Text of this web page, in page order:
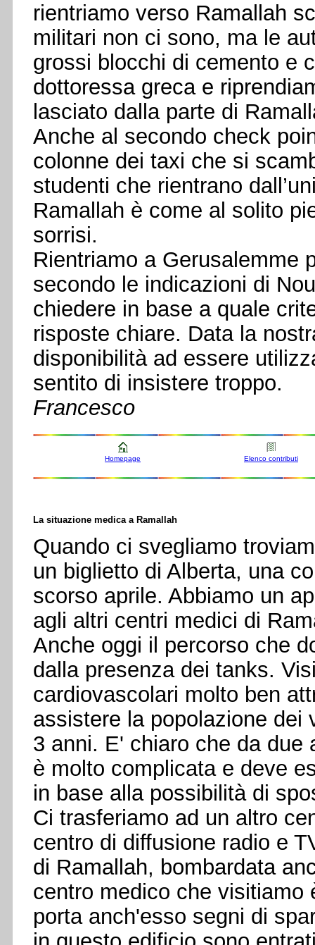
rientriamo verso Ramallah
militari non ci sono, ma le
grossi blocchi di cemento e
dottoressa greca e
lasciato dalla parte di
Anche al secondo check
colonne dei taxi che si
studenti che rientrano
Ramallah è come al solito
sorrisi.
Rientriamo a Gerusalemme
secondo le indicazioni di
chiedere in base a quale
risposte chiare. Data la
disponibilità ad essere
sentito di insistere troppo.
Francesco
Homepage Elenco contributi
La situazione medica a Ramallah
Quando ci svegliamo
un biglietto di Alberta, una
scorso aprile. Abbiamo un
agli altri centri medici di
Anche oggi il percorso che
dalla presenza dei tanks.
cardiovascolari molto ben
assistere la popolazione dei
3 anni. E' chiaro che da
è molto complicata e deve
in base alla possibilità di
Ci trasferiamo ad un altro
centro di diffusione radio e
di Ramallah, bombardata
centro medico che visitiamo
porta anch'esso segni di